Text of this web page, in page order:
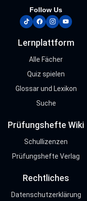
Follow Us
tiktokfacebook
instagram
youtube
Lernplattform
Alle Fächer
Quiz spielen
Glossar und Lexikon
Suche
Prüfungshefte Wiki
Schullizenzen
Prüfungshefte Verlag
Rechtliches
Datenschutzerklärung